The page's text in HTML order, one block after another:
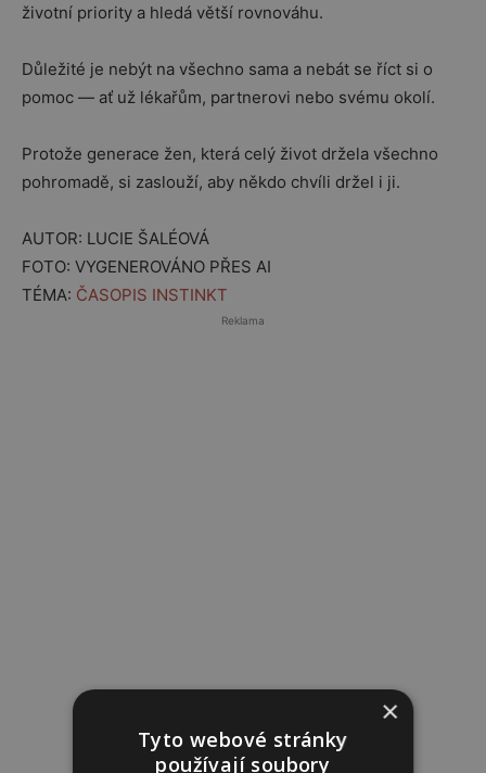
životní priority a hledá větší rovnováhu.
Důležité je nebýt na všechno sama a nebát se říct si o
pomoc — ať už lékařům, partnerovi nebo svému okolí.
Protože generace žen, která celý život držela všechno
pohromadě, si zaslouží, aby někdo chvíli držel i ji.
AUTOR: LUCIE ŠALÉOVÁ
FOTO: VYGENEROVÁNO PŘES AI
TÉMA: ČASOPIS INSTINKT
Reklama
×
Tyto webové stránky
používají soubory